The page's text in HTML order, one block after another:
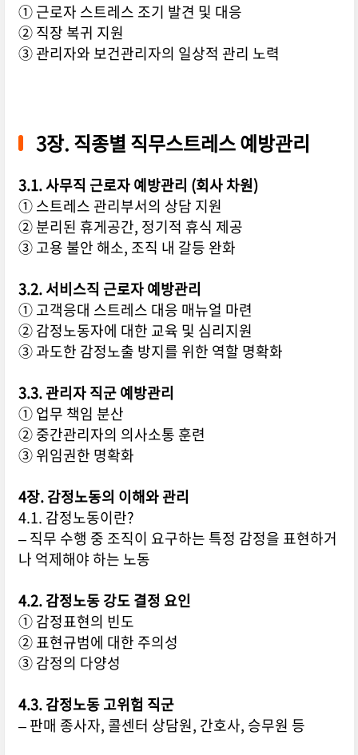
① 근로자 스트레스 조기 발견 및 대응
② 직장 복귀 지원
③ 관리자와 보건관리자의 일상적 관리 노력
3장. 직종별 직무스트레스 예방관리
3.1. 사무직 근로자 예방관리 (회사 차원)
① 스트레스 관리부서의 상담 지원
② 분리된 휴게공간, 정기적 휴식 제공
③ 고용 불안 해소, 조직 내 갈등 완화
3.2. 서비스직 근로자 예방관리
① 고객응대 스트레스 대응 매뉴얼 마련
② 감정노동자에 대한 교육 및 심리지원
③ 과도한 감정노출 방지를 위한 역할 명확화
3.3. 관리자 직군 예방관리
① 업무 책임 분산
② 중간관리자의 의사소통 훈련
③ 위임권한 명확화
4장. 감정노동의 이해와 관리
4.1. 감정노동이란?
– 직무 수행 중 조직이 요구하는 특정 감정을 표현하거
나 억제해야 하는 노동
4.2. 감정노동 강도 결정 요인
① 감정표현의 빈도
② 표현규범에 대한 주의성
③ 감정의 다양성
4.3. 감정노동 고위험 직군
– 판매 종사자, 콜센터 상담원, 간호사, 승무원 등